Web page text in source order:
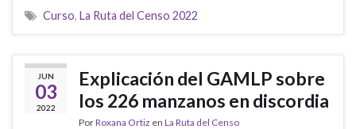
Curso, La Ruta del Censo 2022
JUN
03
2022
Explicación del GAMLP sobre
los 226 manzanos en discordia
PorRoxana Ortiz en La Ruta del Censo